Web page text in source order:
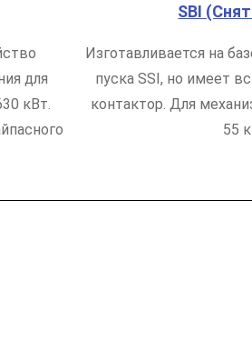
для
кВт.
SBI
Изготавливается на
пуска SSI, но имеет
контактор. Для
55